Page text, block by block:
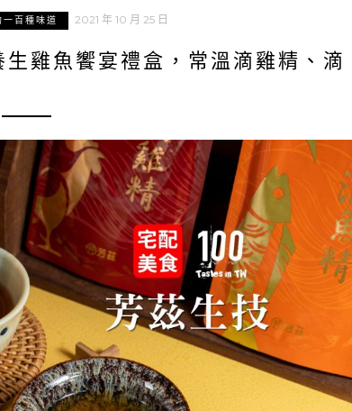
一百種味道 2021 年 10 月 25 日
生雞魚饗宴禮盒，常溫滴雞精、滴